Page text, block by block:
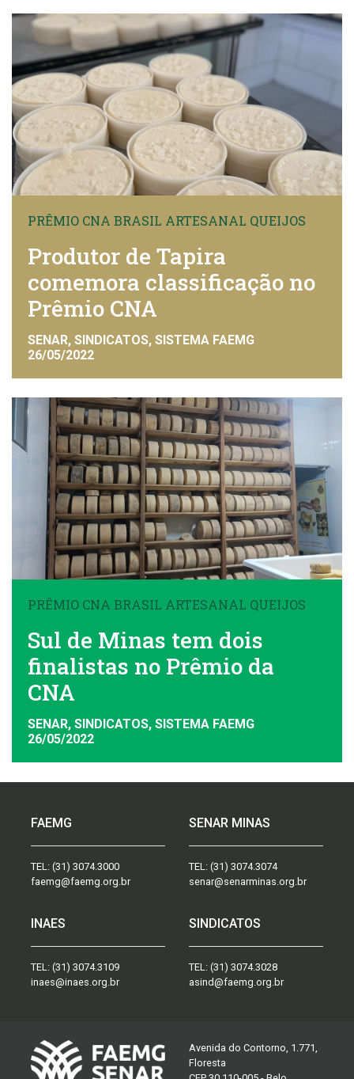
PRÊMIO CNA BRASIL ARTESANAL QUEIJOS
Produtor de Tapira
comemora classificação no
Prêmio CNA
SENAR, SINDICATOS, SISTEMA FAEMG
26/05/2022
PRÊMIO CNA BRASIL ARTESANAL QUEIJOS
Sul de Minas tem dois
finalistas no Prêmio da
CNA
SENAR, SINDICATOS, SISTEMA FAEMG
26/05/2022
FAEMG
TEL: (31) 3074.3000
faemg@faemg.org.br
SENAR MINAS
TEL: (31) 3074.3074
senar@senarminas.org.br
INAES
TEL: (31) 3074.3109
inaes@inaes.org.br
SINDICATOS
TEL: (31) 3074.3028
asind@faemg.org.br
Avenida do Contorno, 1.771,
Floresta